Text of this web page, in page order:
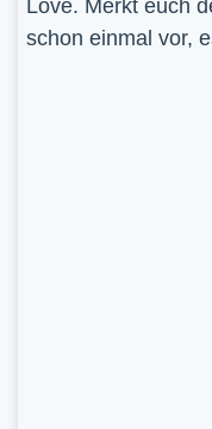
Love. Merkt euch
schon einmal vor,